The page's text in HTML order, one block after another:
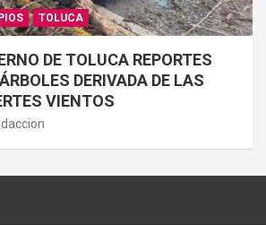
TOLUCA
DE TOLUCA REPORTES
DERIVADA DE LAS
VIENTOS